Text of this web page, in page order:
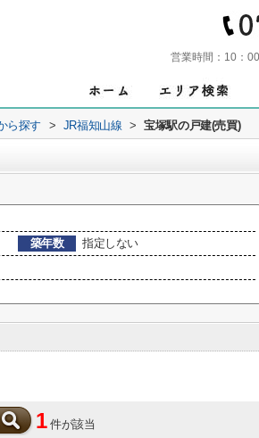
営業時間： 10：
ら探す > JR福知山線 > 宝塚駅の戸建(売買)
築年数
指定しない
1 件が該当